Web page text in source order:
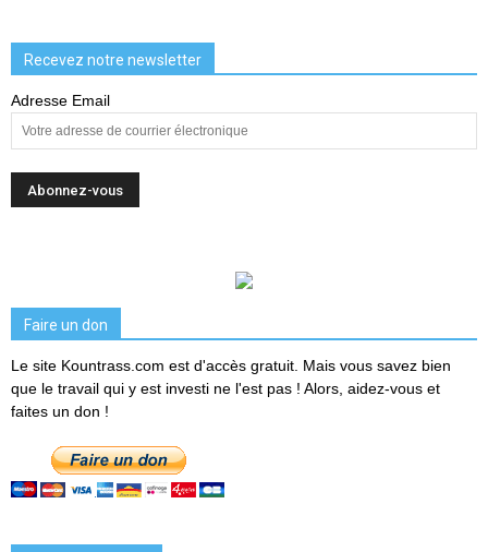
Recevez notre newsletter
Adresse Email
Faire un don
Le site Kountrass.com est d'accès gratuit. Mais vous savez bien
que le travail qui y est investi ne l'est pas ! Alors, aidez-vous et
faites un don !